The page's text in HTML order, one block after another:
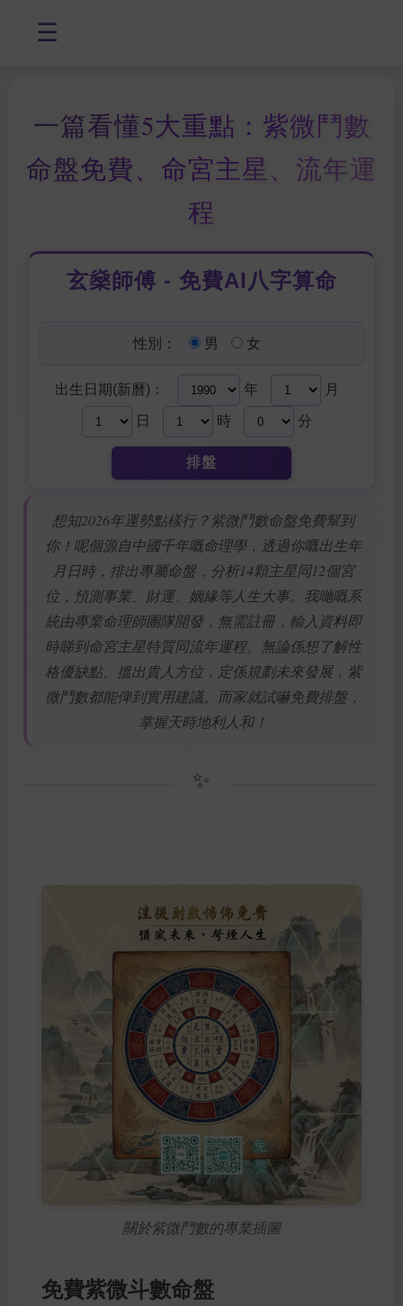
☰
一篇看懂5大重點：紫微鬥數
命盤免費、命宮主星、流年運
程
玄燊師傅 - 免費AI八字算命
性別： 男 女
出生日期(新曆)： 年 月
日 時 分
排盤
想知2026年運勢點樣行？紫微鬥數命盤免費幫到
你！呢個源自中國千年嘅命理學，透過你嘅出生年
月日時，排出專屬命盤，分析14顆主星同12個宮
位，預測事業、財運、姻緣等人生大事。我哋嘅系
統由專業命理師團隊開發，無需註冊，輸入資料即
時睇到命宮主星特質同流年運程。無論係想了解性
格優缺點、搵出貴人方位，定係規劃未來發展，紫
微鬥數都能俾到實用建議。而家就試嚇免費排盤，
掌握天時地利人和！
關於紫微鬥數的專業插圖
免費紫微斗數命盤